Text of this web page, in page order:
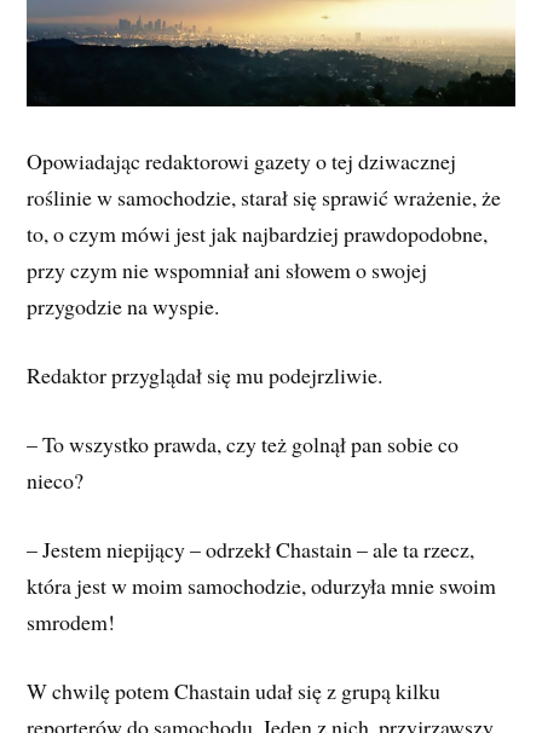
Opowiadając redaktorowi gazety o tej dziwacznej
roślinie w samochodzie, starał się sprawić wrażenie, że
to, o czym mówi jest jak najbardziej prawdopodobne,
przy czym nie wspomniał ani słowem o swojej
przygodzie na wyspie.
Redaktor przyglądał się mu podejrzliwie.
– To wszystko prawda, czy też golnął pan sobie co
nieco?
– Jestem niepijący – odrzekł Chastain – ale ta rzecz,
która jest w moim samochodzie, odurzyła mnie swoim
smrodem!
W chwilę potem Chastain udał się z grupą kilku
reporterów do samochodu. Jeden z nich, przyjrzawszy